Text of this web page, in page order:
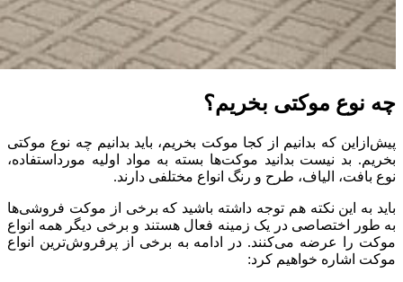
چه نوع موکتی بخریم؟
پیش‌ازاین که بدانیم از کجا موکت بخریم، باید بدانیم چه نوع موکتی
بخریم. بد نیست بدانید موکت‌ها بسته به مواد اولیه مورداستفاده،
نوع بافت، الیاف، طرح و رنگ انواع مختلفی دارند.
باید به این نکته هم توجه داشته باشید که برخی از موکت فروشی‌ها
به طور اختصاصی در یک زمینه فعال هستند و برخی دیگر همه انواع
موکت را عرضه می‌کنند. در ادامه به برخی از پرفروش‌ترین انواع
موکت‌ اشاره خواهیم کرد: